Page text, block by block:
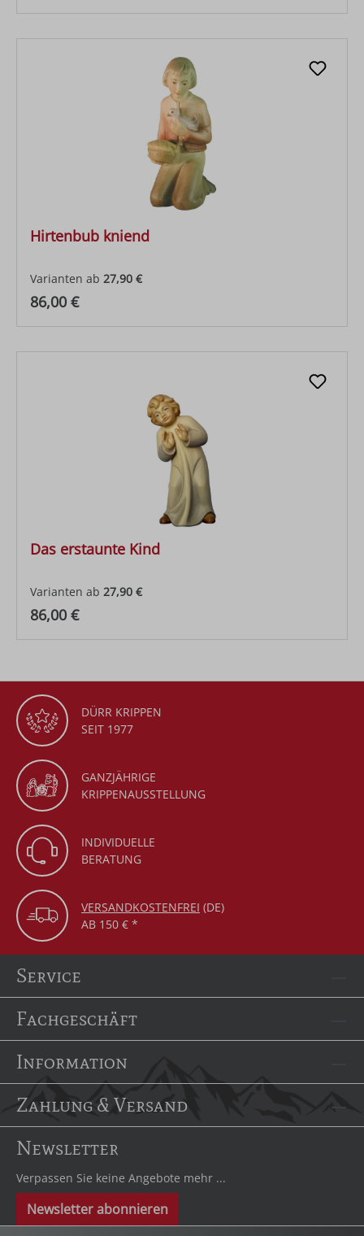
Hirtenbub kniend
Varianten ab 27,90 €
Regulärer Preis:
86,00 €
Das erstaunte Kind
Varianten ab 27,90 €
Regulärer Preis:
86,00 €
DÜRR KRIPPEN
SEIT 1977
GANZJÄHRIGE
KRIPPENAUSSTELLUNG
INDIVIDUELLE
BERATUNG
VERSANDKOSTENFREI (DE)
AB 150 € *
Service
Fachgeschäft
Information
Zahlung & Versand
Newsletter
Verpassen Sie keine Angebote mehr ...
Newsletter abonnieren